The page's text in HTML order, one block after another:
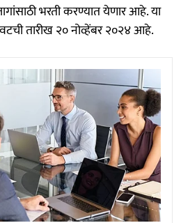
भरती करण्यात येणार आहे. या
तारीख २० नोव्हेंबर २०२४ आहे.